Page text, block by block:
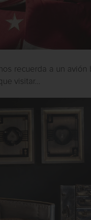
recuerda a un
visitar…